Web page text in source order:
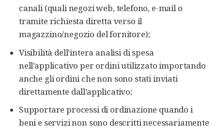
canali (quali negozi web, telefono, e-mail o
tramite richiesta diretta verso il
magazzino/negozio del fornitore);
Visibilità dell’intera analisi di spesa
nell’applicativo per ordini utilizzato importando
anche gli ordini che non sono stati inviati
direttamente dall’applicativo;
Supportare processi di ordinazione quando i
beni e servizi non sono descritti necessariamente